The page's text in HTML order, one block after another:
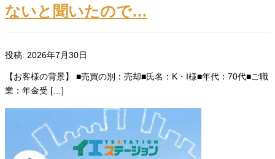
ないと聞いたので…
投稿: 2026年7月30日
【お客様の背景】 ■売買の別：売却■氏名：K・I様■年代：70代■ご職
業：年金受 […]